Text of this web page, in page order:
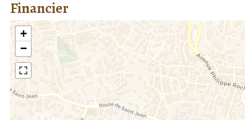
Financier
+
−